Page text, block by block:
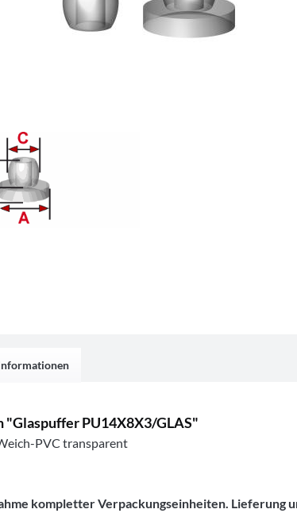
PU14X8X3/GLAS"
PVC transparent
kompletter Verpackungseinheiten. Lieferung